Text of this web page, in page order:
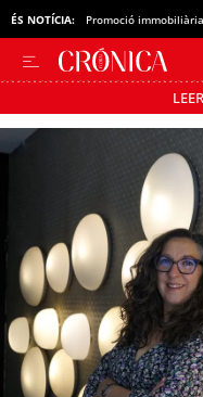
ÉS NOTÍCIA: Promoció